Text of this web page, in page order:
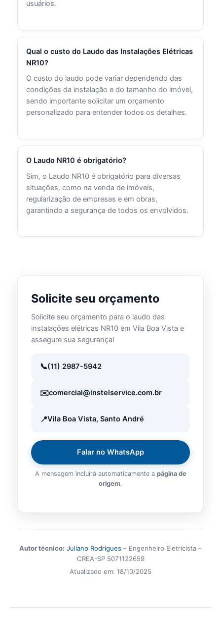
usuários.
Qual o custo do Laudo das Instalações Elétricas
NR10?
O custo do laudo pode variar dependendo das
condições da instalação e do tamanho do imóvel,
sendo importante solicitar um orçamento
personalizado para entender todos os detalhes.
O Laudo NR10 é obrigatório?
Sim, o Laudo NR10 é obrigatório para diversas
situações, como na venda de imóveis,
regularização de empresas e em obras,
garantindo a segurança de todos os envolvidos.
Solicite seu orçamento
Solicite seu orçamento para o laudo das
instalações elétricas NR10 em Vila Boa Vista e
assegure sua segurança!
(11) 2987-5942
comercial@instelservice.com.br
Vila Boa Vista, Santo André
Falar no WhatsApp
A mensagem incluirá automaticamente a página de
origem.
Autor técnico: Juliano Rodrigues – Engenheiro Eletricista –
CREA-SP 5071122659
Atualizado em: 18/10/2025